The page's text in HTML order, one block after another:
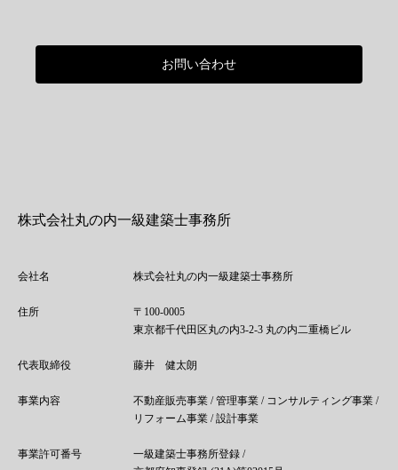
お問い合わせ
株式会社丸の内一級建築士事務所
会社名 株式会社丸の内一級建築士事務所
住所
〒100-0005
東京都千代田区丸の内3-2-3 丸の内二重橋ビル
代表取締役 藤井 健太朗
事業内容
不動産販売事業 / 管理事業 / コンサルティング事業 /
リフォーム事業 / 設計事業
事業許可番号
一級建築士事務所登録 /